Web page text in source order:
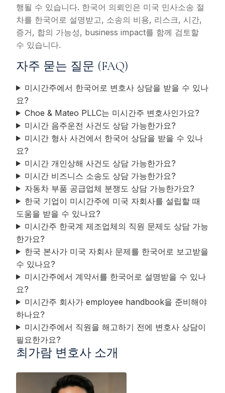
행될 수 있습니다. 한국어 의뢰인은 미국 민사소송 절
차를 한국어로 설명받고, 소송의 비용, 리스크, 시간,
증거, 합의 가능성, business impact를 함께 검토할
수 있습니다.
자주 묻는 질문 (FAQ)
미시간주에서 한국어로 변호사 상담을 받을 수 있나
요?
Choe & Mateo PLLC는 미시간주 변호사인가요?
미시간 음주운전 사건도 상담 가능한가요?
미시간 형사 사건에서 한국어 상담을 받을 수 있나
요?
미시간 개인상해 사건도 상담 가능한가요?
미시간 비즈니스 소송도 상담 가능한가요?
자동차 부품 공급업체 분쟁도 상담 가능한가요?
한국 기업이 미시간주에 미국 자회사를 설립할 때
도움을 받을 수 있나요?
미시간주 한국계 제조업체의 직원 문제도 상담 가능
한가요?
한국 본사가 미국 자회사 문제를 한국어로 보고받을
수 있나요?
미시간주에서 계약서를 한국어로 설명받을 수 있나
요?
미시간주 회사가 employee handbook을 준비해야
하나요?
미시간주에서 직원을 해고하기 전에 변호사 상담이
필요한가요?
최가람 변호사 소개